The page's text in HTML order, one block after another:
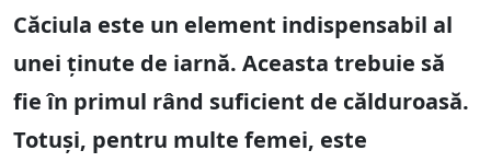
Căciula este un element indispensabil al
unei ținute de iarnă. Aceasta trebuie să
fie în primul rând suficient de călduroasă.
Totuși, pentru multe femei, este